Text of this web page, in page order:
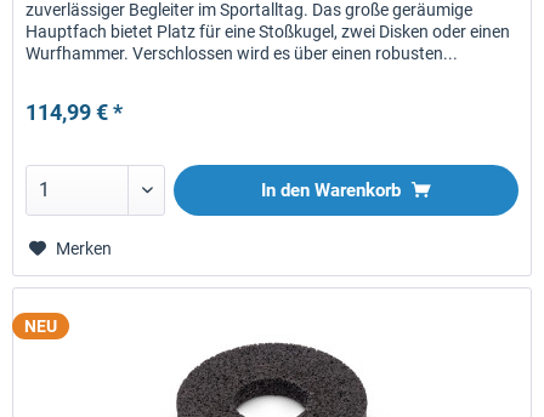
zuverlässiger Begleiter im Sportalltag. Das große geräumige
Hauptfach bietet Platz für eine Stoßkugel, zwei Disken oder einen
Wurfhammer. Verschlossen wird es über einen robusten...
114,99 € *
In den Warenkorb
Merken
NEU